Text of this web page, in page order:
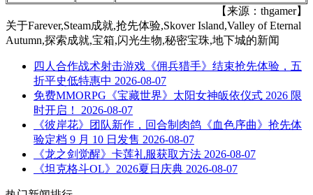
【来源：thgamer】
关于Farever,Steam成就,抢先体验,Skover Island,Valley of Eternal
Autumn,探索成就,宝箱,闪光生物,秘密宝珠,地下城的新闻
四人合作战术射击游戏《佣兵猎手》结束抢先体验，五
折平史低特惠中 2026-08-07
免费MMORPG《宝藏世界》太阳女神皈依仪式 2026 限
时开启！
2026-08-07
《彼岸花》团队新作，回合制肉鸽《血色序曲》抢先体
验定档 9 月 10 日发售 2026-08-07
《龙之剑觉醒》卡莲礼服获取方法 2026-08-07
《坦克格斗OL》2026夏日庆典 2026-08-07